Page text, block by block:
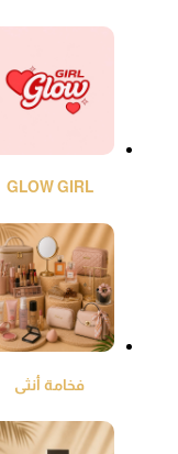
GLOW GIRL
فخامة أنثى